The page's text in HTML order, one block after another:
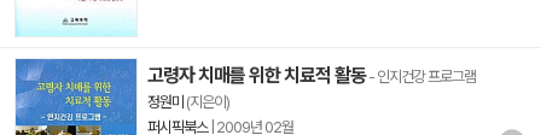
고령자 치매를 위한 치료적 활동- 인지건강 프로그램
정원미 (지은이)
퍼시픽북스| 2009년 02월